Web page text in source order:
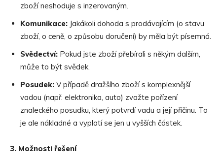
zboží neshoduje s inzerovaným.
Komunikace: Jakákoli dohoda s prodávajícím (o stavu
zboží, o ceně, o způsobu doručení) by měla být písemná.
Svědectví: Pokud jste zboží přebírali s někým dalším,
může to být svědek.
Posudek: V případě dražšího zboží s komplexnější
vadou (např. elektronika, auto) zvažte pořízení
znaleckého posudku, který potvrdí vadu a její příčinu. To
je ale nákladné a vyplatí se jen u vyšších částek.
3. Možnosti řešení